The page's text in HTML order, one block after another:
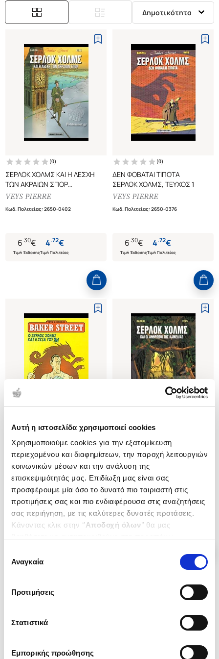
Αυτή η ιστοσελίδα χρησιμοποιεί cookies
Χρησιμοποιούμε cookies για την εξατομίκευση
περιεχομένου και διαφημίσεων, την παροχή λειτουργιών
κοινωνικών μέσων και την ανάλυση της
επισκεψιμότητάς μας. Επιδίωξη μας είναι σας
προσφέρουμε μία όσο το δυνατό πιο ταιριαστή στις
προτιμήσεις σας και πιο ενδιαφέρουσα στις αναζητήσεις
σας περιήγηση, με τις καλύτερες δυνατές προτάσεις.
Κάνοντας κλικ στην ‘’Αποδοχή όλων’’ θα μας
ενδιαφέρουν και να επιλέξετε από τα παρακάτω με την
΄΄και να ενημερωθείτε σχετικά με
συγκατάθεσης
Αναγκαία
Προτιμήσεις
Στατιστικά
Εμπορικής προώθησης
Δημοτικότητα
(0)
ΣΕΡΛΟΚ ΧΟΛΜΣ ΚΑΙ Η ΛΕΣΧΗ
ΤΩΝ ΑΚΡΑΙΩΝ ΣΠΟΡ
ΣΕΡΛΟΚ ΧΟΛΜΣ, ΤΕΥΧΟΣ 2
VEYS PIERRE
Κωδ. Πολιτείας:2650-0402
6.30€
Τιμή Έκδοσης
4.72€
Τιμή Πολιτείας
(0)
ΔΕΝ ΦΟΒΑΤΑΙ ΤΙΠΟΤΑ
ΣΕΡΛΟΚ ΧΟΛΜΣ, ΤΕΥΧΟΣ 1
VEYS PIERRE
Κωδ. Πολιτείας:2650-0376
6.30€
Τιμή Έκδοσης
4.72€
Τιμή Πολιτείας
(0)
Ο ΣΕΡΛΟΚ ΧΟΛΜΣ ΚΑΙ Η ΣΚΙΑ
ΤΟΥ Μ
BAKER STREET, ΤΕΥΧΟΣ 4
VEYS PIERRE
Κωδ. Πολιτείας:2650-0446
6 €
Τιμή Έκδοσης
4 €
Τιμή Πολιτείας
ΣΕΡΛΟΚ ΧΟΛΜΣ ΚΑΙ ΟΙ
ΑΝΘΡΩΠΟΙ ΤΗΣ ΚΑΜΕΛΙΑΣ
ΣΕΡΛΟΚ ΧΟΛΜΣ, ΤΕΥΧΟΣ 3
VEYS PIERRE
Κωδ. Πολιτείας:2650-0403
6. €
Τιμή Έκδοσης
4 €
Τιμή Πολιτείας